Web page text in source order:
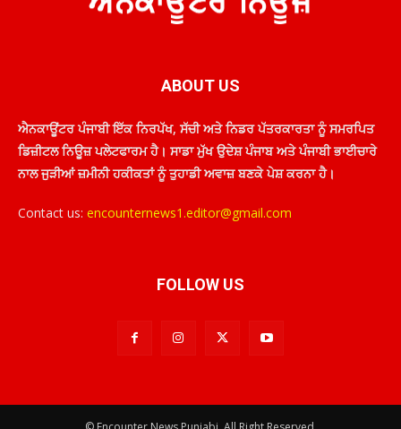
ABOUT US
ਐਨਕਾਊਂਟਰ ਪੰਜਾਬੀ ਇੱਕ ਨਿਰਪੱਖ, ਸੱਚੀ ਅਤੇ ਨਿਡਰ ਪੱਤਰਕਾਰਤਾ ਨੂੰ ਸਮਰਪਿਤ
ਡਿਜ਼ੀਟਲ ਨਿਊਜ਼ ਪਲੇਟਫਾਰਮ ਹੈ। ਸਾਡਾ ਮੁੱਖ ਉਦੇਸ਼ ਪੰਜਾਬ ਅਤੇ ਪੰਜਾਬੀ ਭਾਈਚਾਰੇ
ਨਾਲ ਜੁੜੀਆਂ ਜ਼ਮੀਨੀ ਹਕੀਕਤਾਂ ਨੂੰ ਤੁਹਾਡੀ ਅਵਾਜ਼ ਬਣਕੇ ਪੇਸ਼ ਕਰਨਾ ਹੈ।
Contact us: encounternews1.editor@gmail.com
FOLLOW US